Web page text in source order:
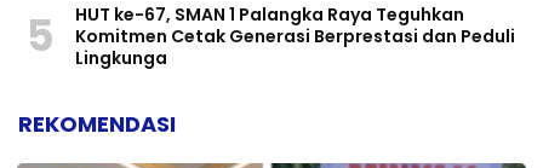
5
HUT ke-67, SMAN 1 Palangka Raya Teguhkan
Komitmen Cetak Generasi Berprestasi dan Peduli
Lingkunga
REKOMENDASI